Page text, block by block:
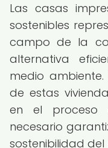
Las casas
sostenibles
campo de la
alternativa
medio
de estas
en el proceso
necesario
sostenibilidad